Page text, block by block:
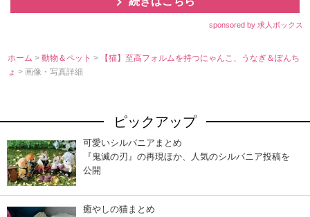
sponsored by 求人ボックス
ホーム >動物＆ペット>
【猫】至高フォルムを持つにゃんこ、うなぎ＆ぽんち
ょ> 画像・写真詳細
ピックアップ
可愛いシルバニアまとめ
『鬼滅の刃』の再現ほか、人気のシルバニア投稿を
公開
癒やしの猫まとめ